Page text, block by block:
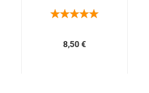
E-Shisha...
8,50 €